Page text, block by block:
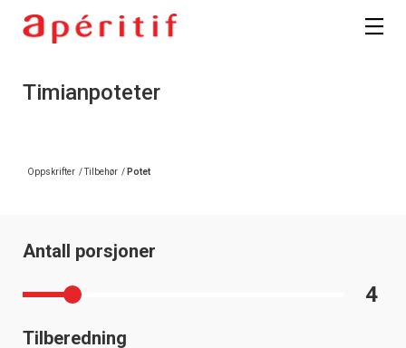
Timianpoteter
Oppskrifter /Tilbehør / Potet
Antall porsjoner
4
Tilberedning